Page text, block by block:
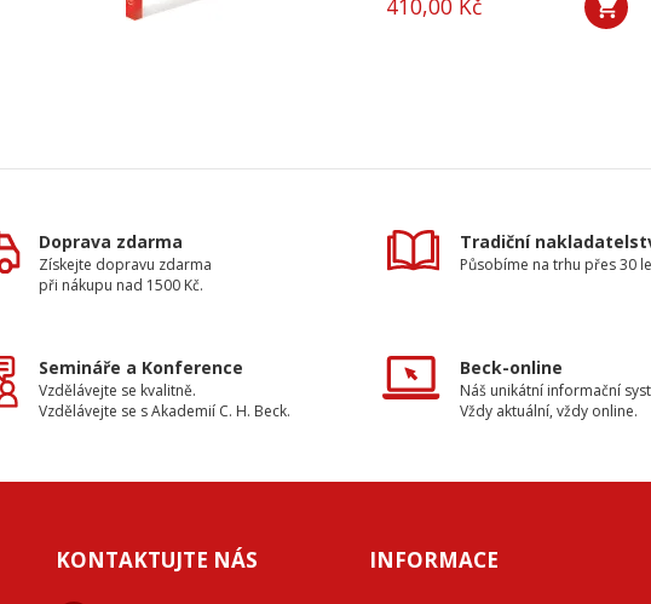
410,00 Kč
Doprava zdarma
Získejte dopravu zdarma
při nákupu nad 1500 Kč.
Tradiční
Působíme na trhu přes 30
Semináře a Konference
Vzdělávejte se kvalitně.
Vzdělávejte se s Akademií C. H. Beck.
Beck-online
Náš unikátní informační
Vždy aktuální, vždy online.
KONTAKTUJTE NÁS INFORMACE